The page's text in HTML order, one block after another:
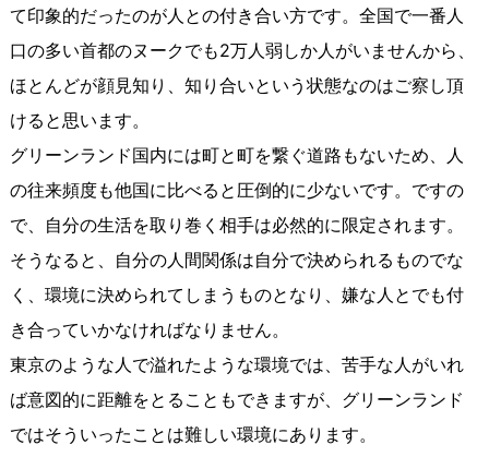
て印象的だったのが人との付き合い方です。全国で一番人
口の多い首都のヌークでも2万人弱しか人がいませんから、
ほとんどが顔見知り、知り合いという状態なのはご察し頂
けると思います。
グリーンランド国内には町と町を繋ぐ道路もないため、人
の往来頻度も他国に比べると圧倒的に少ないです。ですの
で、自分の生活を取り巻く相手は必然的に限定されます。
そうなると、自分の人間関係は自分で決められるものでな
く、環境に決められてしまうものとなり、嫌な人とでも付
き合っていかなければなりません。
東京のような人で溢れたような環境では、苦手な人がいれ
ば意図的に距離をとることもできますが、グリーンランド
ではそういったことは難しい環境にあります。